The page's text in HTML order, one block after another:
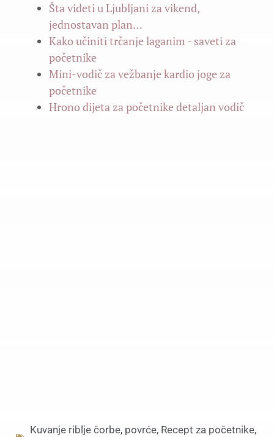
Šta videti u Ljubljani za vikend,
jednostavan plan…
Kako učiniti trčanje laganim - saveti za
početnike
Mini-vodič za vežbanje kardio joge za
početnike
Hrono dijeta za početnike detaljan vodič
Kuvanje riblje čorbe, povrće, Recept za početnike,